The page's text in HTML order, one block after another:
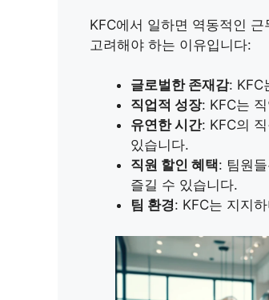
KFC에서 일하면 역동적인
고려해야 하는 이유입니다:
글로벌한 존재감: KFC
직업적 성장: KFC는
유연한 시간: KFC의
있습니다.
직원 할인 혜택: 팀원
즐길 수 있습니다.
팀 환경: KFC는 지지